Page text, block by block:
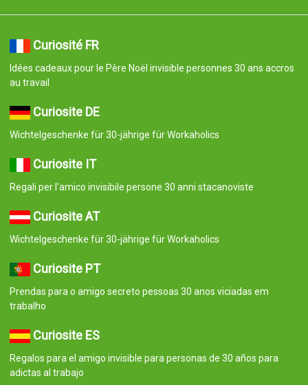
Curiosité FR
Idées cadeaux pour le Père Noël invisible personnes 30 ans accros
au travail
Curiosite DE
Wichtelgeschenke für 30-jährige für Workaholics
Curiosite IT
Regali per l'amico invisibile persone 30 anni stacanoviste
Curiosite AT
Wichtelgeschenke für 30-jährige für Workaholics
Curiosite PT
Prendas para o amigo secreto pessoas 30 anos viciadas em
trabalho
Curiosite ES
Regalos para el amigo invisible para personas de 30 años para
adictas al trabajo